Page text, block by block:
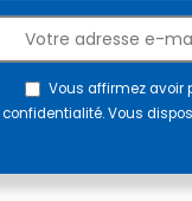
Vous affirmez avoir
confidentialité. Vous